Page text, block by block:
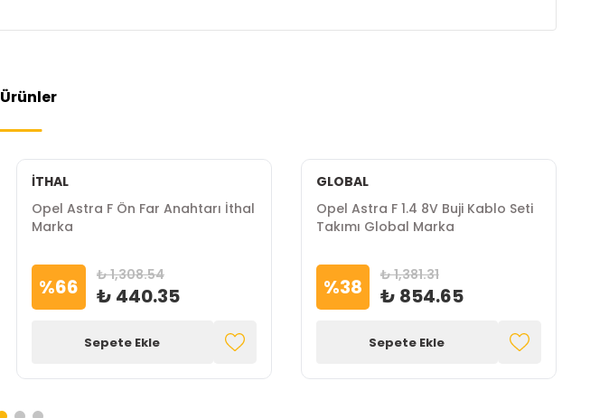
Ürünler
İTHAL
Opel Astra F Ön Far Anahtarı İthal
Marka
%66 ₺ 1,308.54
₺ 440.35
Sepete Ekle
GLOBAL
Opel Astra F 1.4 8V Buji Kablo Seti
Takımı Global Marka
%38 ₺ 1,381.31
₺ 854.65
Sepete Ekle